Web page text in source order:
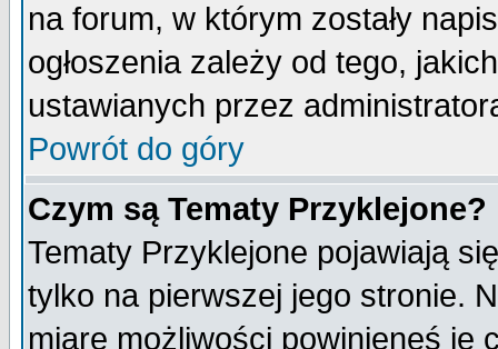
na forum, w którym zostały
ogłoszenia zależy od tego,
ustawianych przez
Powrót do góry
Czym są Tematy Przyklejone?
Tematy Przyklejone pojawiają
tylko na pierwszej jego stronie.
miarę możliwości powinieneś je